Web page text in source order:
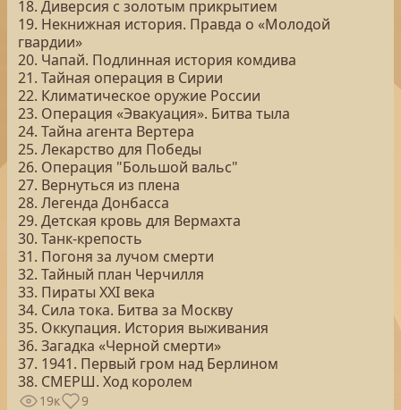
18. Диверсия с золотым прикрытием
19. Некнижная история. Правда о «Молодой
гвардии»
20. Чапай. Подлинная история комдива
21. Тайная операция в Сирии
22. Климатическое оружие России
23. Операция «Эвакуация». Битва тыла
24. Тайна агента Вертера
25. Лекарство для Победы
26. Операция "Большой вальс"
27. Вернуться из плена
28. Легенда Донбасса
29. Детская кровь для Вермахта
30. Танк-крепость
31. Погоня за лучом смерти
32. Тайный план Черчилля
33. Пираты ХХI века
34. Сила тока. Битва за Москву
35. Оккупация. История выживания
36. Загадка «Черной смерти»
37. 1941. Первый гром над Берлином
38. СМЕРШ. Ход королем
19к 9